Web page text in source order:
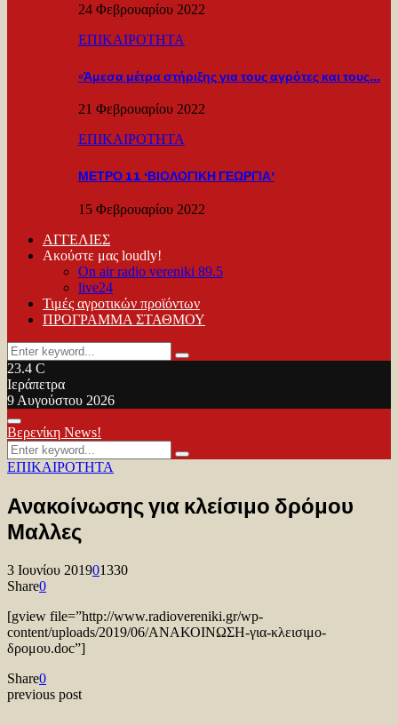
24 Φεβρουαρίου 2022
ΕΠΙΚΑΙΡΟΤΗΤΑ
«Άμεσα μέτρα στήριξης για τους αγρότες και τους…
21 Φεβρουαρίου 2022
ΕΠΙΚΑΙΡΟΤΗΤΑ
ΜΕΤΡΟ 11 ‘ΒΙΟΛΟΓΙΚΗ ΓΕΩΡΓΙΑ’
15 Φεβρουαρίου 2022
ΑΓΓΕΛΙΕΣ
Ακούστε μας loudly!
On air radio vereniki 89.5
live24
Τιμές αγροτικών προϊόντων
ΠΡΟΓΡΑΜΜΑ ΣΤΑΘΜΟΥ
Search
for:
Search
23.4 C
Ιεράπετρα
9 Αυγούστου 2026
Facebook
Twitter
Youtube
Primary
Menu
Βερενίκη News!
Search
for:
Search
ΕΠΙΚΑΙΡΟΤΗΤΑ
Ανακοίνωσης για κλείσιμο δρόμου
Μαλλες
3 Ιουνίου 201901330
Share0
[gview file=”http://www.radiovereniki.gr/wp-
content/uploads/2019/06/ΑΝΑΚΟΙΝΩΣΗ-για-κλεισιμο-
δρομου.doc”]
Share0
previous post